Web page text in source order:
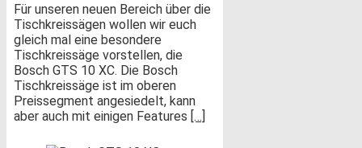
Für unseren neuen Bereich über die
Tischkreissägen wollen wir euch
gleich mal eine besondere
Tischkreissäge vorstellen, die
Bosch GTS 10 XC. Die Bosch
Tischkreissäge ist im oberen
Preissegment angesiedelt, kann
aber auch mit einigen Features […]